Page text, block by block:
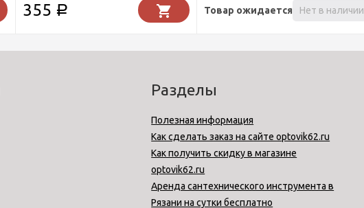
355 Р Товар ожидается Нет в наличии
Разделы
Полезная информация
Как сделать заказ на сайте optovik62.ru
Как получить скидку в магазине
optovik62.ru
Аренда сантехнического инструмента в
Рязани на сутки бесплатно